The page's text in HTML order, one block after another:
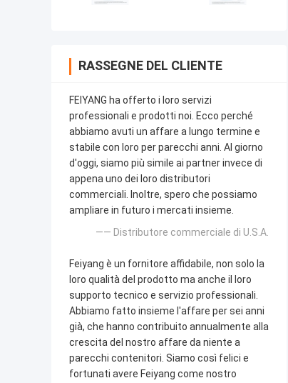
RASSEGNE DEL CLIENTE
FEIYANG ha offerto i loro servizi
professionali e prodotti noi. Ecco perché
abbiamo avuti un affare a lungo termine e
stabile con loro per parecchi anni. Al giorno
d'oggi, siamo più simile ai partner invece di
appena uno dei loro distributori
commerciali. Inoltre, spero che possiamo
ampliare in futuro i mercati insieme.
—— Distributore commerciale di U.S.A.
Feiyang è un fornitore affidabile, non solo la
loro qualità del prodotto ma anche il loro
supporto tecnico e servizio professionali.
Abbiamo fatto insieme l'affare per sei anni
già, che hanno contribuito annualmente alla
crescita del nostro affare da niente a
parecchi contenitori. Siamo così felici e
fortunati avere Feiyang come nostro